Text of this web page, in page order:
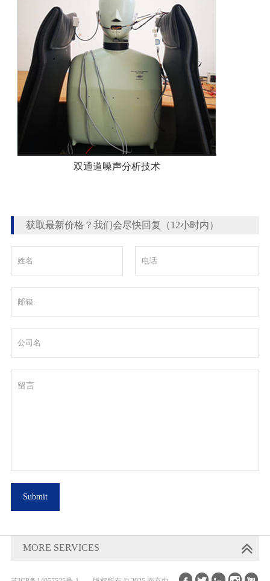
双通道噪声分析技术
获取最新价格？我们会尽快回复（12小时内）
Submit
MORE SERVICES